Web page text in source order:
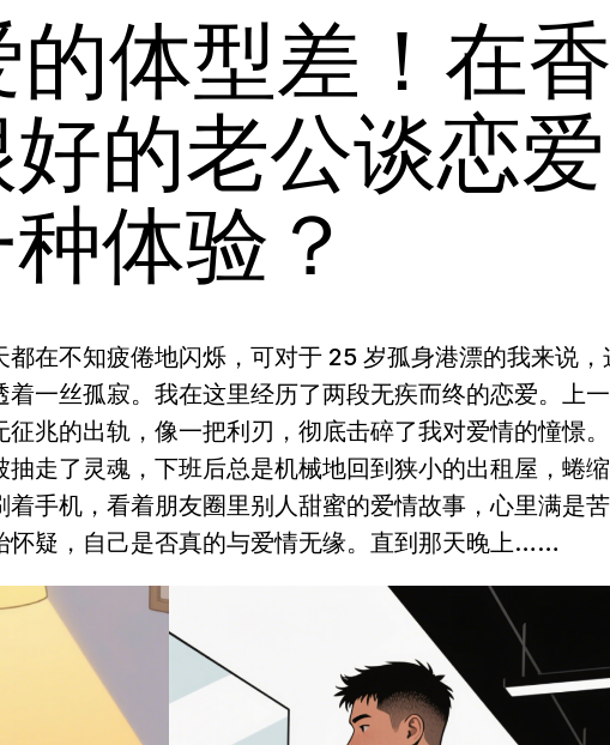
的体型差！在
的老公谈恋爱
体验？
都在不知疲倦地闪烁，可对于 25 岁孤身港漂的我来说，
着一丝孤寂。我在这里经历了两段无疾而终的恋爱。上
征兆的出轨，像一把利刃，彻底击碎了我对爱情的憧憬
抽走了灵魂，下班后总是机械地回到狭小的出租屋，蜷
着手机，看着朋友圈里别人甜蜜的爱情故事，心里满是
怀疑，自己是否真的与爱情无缘。直到那天晚上……